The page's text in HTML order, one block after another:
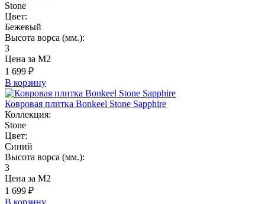
Stone
Цвет:
Бежевый
Высота ворса (мм.):
3
Цена за М2
1 699 ₽
В корзину
Ковровая плитка Bonkeel Stone Sapphire
Коллекция:
Stone
Цвет:
Синий
Высота ворса (мм.):
3
Цена за М2
1 699 ₽
В корзину